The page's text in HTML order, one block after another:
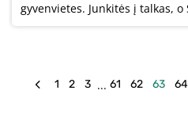
gyvenvietes. Junkitės į talkas,
būtiniausiomis priemonėmis ir
1 2 3 ... 61 62 63 64